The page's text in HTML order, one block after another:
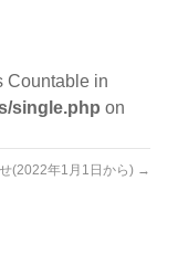
Countable in
single.php on
(2022年1月1日から) →